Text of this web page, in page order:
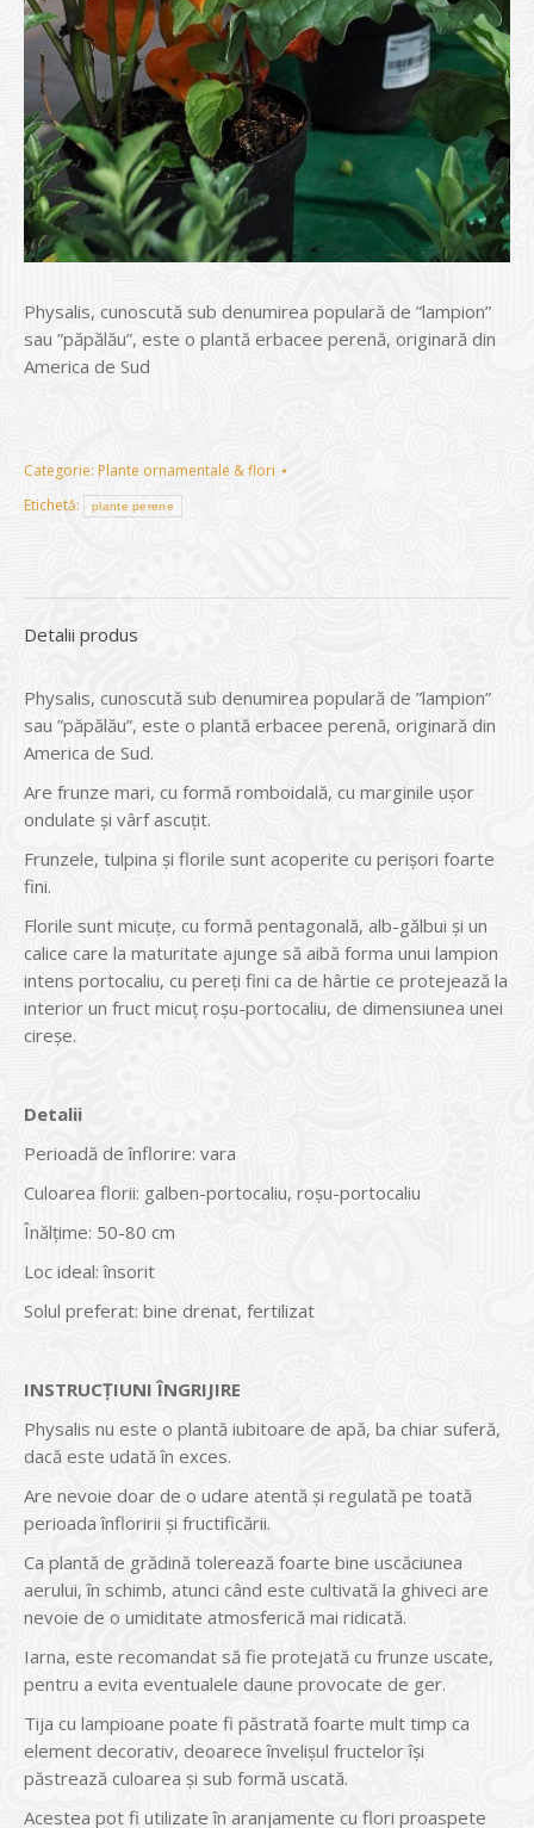
Physalis, cunoscută sub denumirea populară de ”lampion”
sau ”păpălău”, este o plantă erbacee perenă, originară din
America de Sud
Categorie: Plante ornamentale & flori
Etichetă:
plante perene
Detalii produs
Physalis, cunoscută sub denumirea populară de ”lampion”
sau ”păpălău”, este o plantă erbacee perenă, originară din
America de Sud.
Are frunze mari, cu formă romboidală, cu marginile ușor
ondulate și vârf ascuțit.
Frunzele, tulpina și florile sunt acoperite cu perișori foarte
fini.
Florile sunt micuțe, cu formă pentagonală, alb-gălbui și un
calice care la maturitate ajunge să aibă forma unui lampion
intens portocaliu, cu pereți fini ca de hârtie ce protejează la
interior un fruct micuț roșu-portocaliu, de dimensiunea unei
cireșe.
Detalii
Perioadă de înflorire: vara
Culoarea florii: galben-portocaliu, roșu-portocaliu
Înălțime: 50-80 cm
Loc ideal: însorit
Solul preferat: bine drenat, fertilizat
INSTRUCŢIUNI ÎNGRIJIRE
Physalis nu este o plantă iubitoare de apă, ba chiar suferă,
dacă este udată în exces.
Are nevoie doar de o udare atentă şi regulată pe toată
perioada înfloririi şi fructificării.
Ca plantă de grădină tolerează foarte bine uscăciunea
aerului, în schimb, atunci când este cultivată la ghiveci are
nevoie de o umiditate atmosferică mai ridicată.
Iarna, este recomandat să fie protejată cu frunze uscate,
pentru a evita eventualele daune provocate de ger.
Tija cu lampioane poate fi păstrată foarte mult timp ca
element decorativ, deoarece învelişul fructelor îşi
păstrează culoarea şi sub formă uscată.
Acestea pot fi utilizate în aranjamente cu flori proaspete